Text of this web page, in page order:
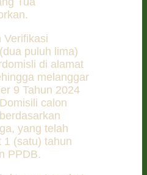
Verifikasi
puluh lima)
di alamat
melanggar
9 Tahun 2024
calon
yang telah
1 (satu) tahun
PPDB.